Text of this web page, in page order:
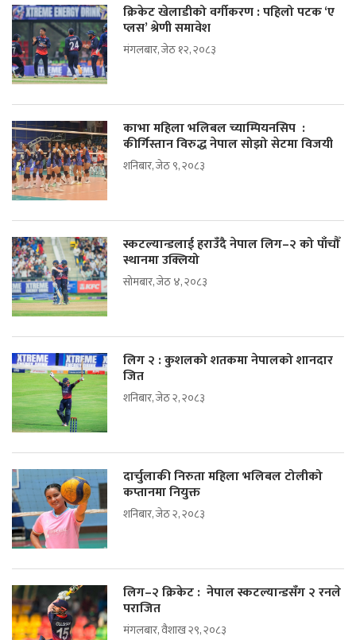
क्रिकेट खेलाडीको वर्गीकरण : पहिलो पटक ‘ए
प्लस’ श्रेणी समावेश
मंगलबार, जेठ १२, २०८३
काभा महिला भलिबल च्याम्पियनसिप :
कीर्गिस्तान विरुद्ध नेपाल सोझो सेटमा विजयी
शनिबार, जेठ ९, २०८३
स्कटल्यान्डलाई हराउँदै नेपाल लिग–२ को पाँचौँ
स्थानमा उक्लियो
सोमबार, जेठ ४, २०८३
लिग २ : कुशलको शतकमा नेपालको शानदार
जित
शनिबार, जेठ २, २०८३
दार्चुलाकी निरुता महिला भलिबल टोलीको
कप्तानमा नियुक्त
शनिबार, जेठ २, २०८३
लिग–२ क्रिकेट : नेपाल स्कटल्यान्डसँग २ रनले
पराजित
मंगलबार, वैशाख २९, २०८३